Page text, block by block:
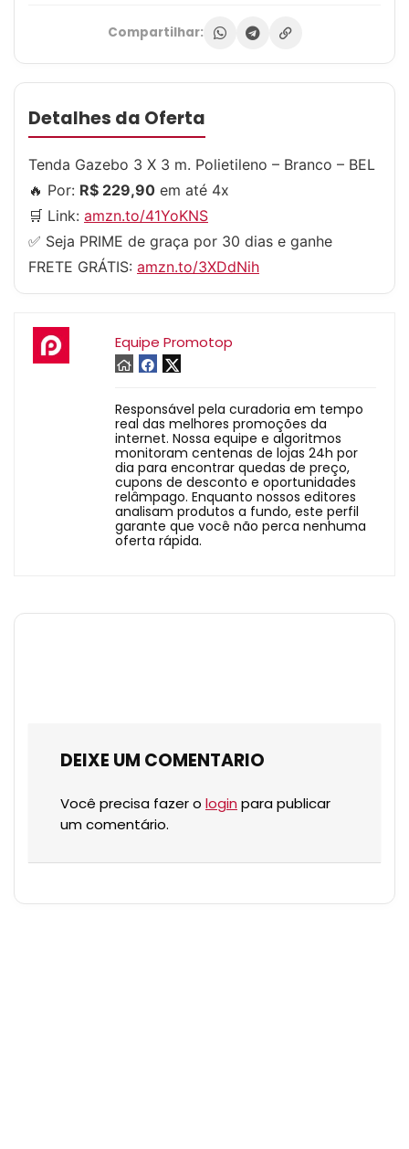
Compartilhar:
Detalhes da Oferta
Tenda Gazebo 3 X 3 m. Polietileno – Branco – BEL
🔥 Por: R$ 229,90 em até 4x
🛒 Link: amzn.to/41YoKNS
✅ Seja PRIME de graça por 30 dias e ganhe
FRETE GRÁTIS: amzn.to/3XDdNih
Equipe Promotop
Responsável pela curadoria em tempo
real das melhores promoções da
internet. Nossa equipe e algoritmos
monitoram centenas de lojas 24h por
dia para encontrar quedas de preço,
cupons de desconto e oportunidades
relâmpago. Enquanto nossos editores
analisam produtos a fundo, este perfil
garante que você não perca nenhuma
oferta rápida.
DEIXE UM COMENTARIO
Você precisa fazer o login para publicar
um comentário.